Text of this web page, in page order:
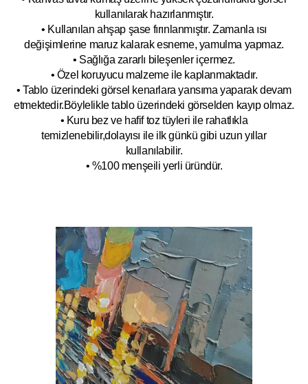
kullanılarak hazırlanmıştır.
• Kullanılan ahşap şase fırınlanmıştır. Zamanla ısı
değişimlerine maruz kalarak esneme, yamulma yapmaz.
• Sağlığa zararlı bileşenler içermez.
• Özel koruyucu malzeme ile kaplanmaktadır.
• Tablo üzerindeki görsel kenarlara yansıma yaparak devam
etmektedir.Böylelikle tablo üzerindeki görselden kayıp olmaz.
• Kuru bez ve hafif toz tüyleri ile rahatlıkla
temizlenebilir,dolayısı ile ilkgünkü gibi uzun yıllar
kullanılabilir.
• %100 menşeili yerli üründür.